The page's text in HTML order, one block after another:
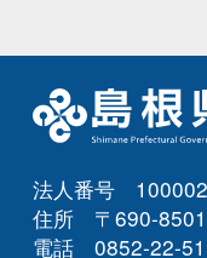
法人番号
住所 〒690-8501
電話 0852-22-